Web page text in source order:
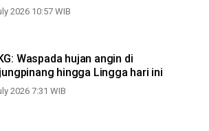
2026 10:57 WIB
Waspada hujan angin di
hingga Lingga hari ini
2026 7:31 WIB